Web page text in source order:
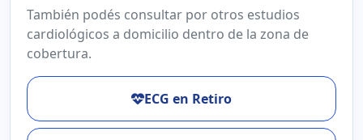
También podés consultar por otros estudios
cardiológicos a domicilio dentro de la zona de
cobertura.
ECG en Retiro